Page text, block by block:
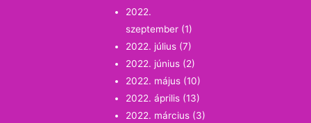
2022.
szeptember (1)
2022. július (7)
2022. június (2)
2022. május (10)
2022. április (13)
2022. március (3)